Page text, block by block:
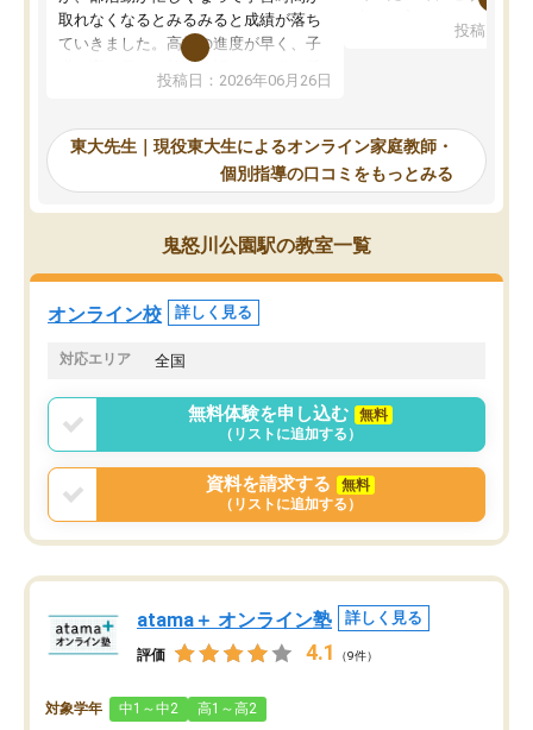
取れなくなるとみるみると成績が落ち
ていきました。高校の進度が早く、子
供も家に帰って勉強の話すると嫌な反
応を示します。東大先生にお願いして
れるので、親としても安心です。毎日
使える自習室とかもあり、わからない
ところがあれば先生が回答してくれる
のも重宝しています。
投稿日：2026年06月26日
で、当初は模試でD判定
自習室が毎日使えていつ
るのが心強かったよう
謝です。
投稿日：
東大先生｜現役東大生によるオンライン家庭教師・
個別指導の口コミをもっとみる
鬼怒川公園駅の教室一覧
オンライン校 詳しく見る
対応エリア 全国
無料体験を申し込む
無料
（リストに追加する）
資料を請求する
無料
（リストに追加する）
atama＋ オンライン塾 詳しく見る
評価 4.1 （9件）
対象学年 中1～中2 高1～高2